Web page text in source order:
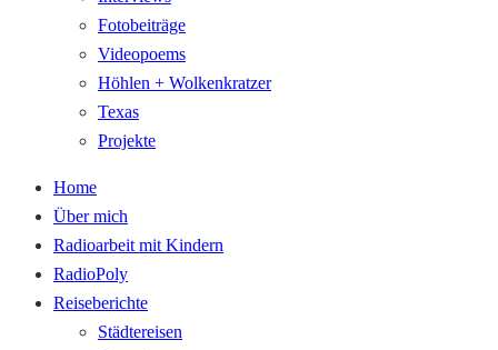
Fotobeiträge
Videopoems
Höhlen + Wolkenkratzer
Texas
Projekte
Home
Über mich
Radioarbeit mit Kindern
RadioPoly
Reiseberichte
Städtereisen